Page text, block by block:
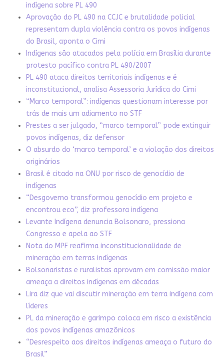
indígena sobre PL 490
Aprovação do PL 490 na CCJC e brutalidade policial
representam dupla violência contra os povos indígenas
do Brasil, aponta o Cimi
Indígenas são atacados pela polícia em Brasília durante
protesto pacífico contra PL 490/2007
PL 490 ataca direitos territoriais indígenas e é
inconstitucional, analisa Assessoria Jurídica do Cimi
“Marco temporal”: indígenas questionam interesse por
trás de mais um adiamento no STF
Prestes a ser julgado, “marco temporal” pode extinguir
povos indígenas, diz defensor
O absurdo do ‘marco temporal’ e a violação dos direitos
originários
Brasil é citado na ONU por risco de genocídio de
indígenas
“Desgoverno transformou genocídio em projeto e
encontrou eco”, diz professora indígena
Levante Indígena denuncia Bolsonaro, pressiona
Congresso e apela ao STF
Nota do MPF reafirma inconstitucionalidade de
mineração em terras indígenas
Bolsonaristas e ruralistas aprovam em comissão maior
ameaça a direitos indígenas em décadas
Lira diz que vai discutir mineração em terra indígena com
líderes
PL da mineração e garimpo coloca em risco a existência
dos povos indígenas amazônicos
“Desrespeito aos direitos indígenas ameaça o futuro do
Brasil”